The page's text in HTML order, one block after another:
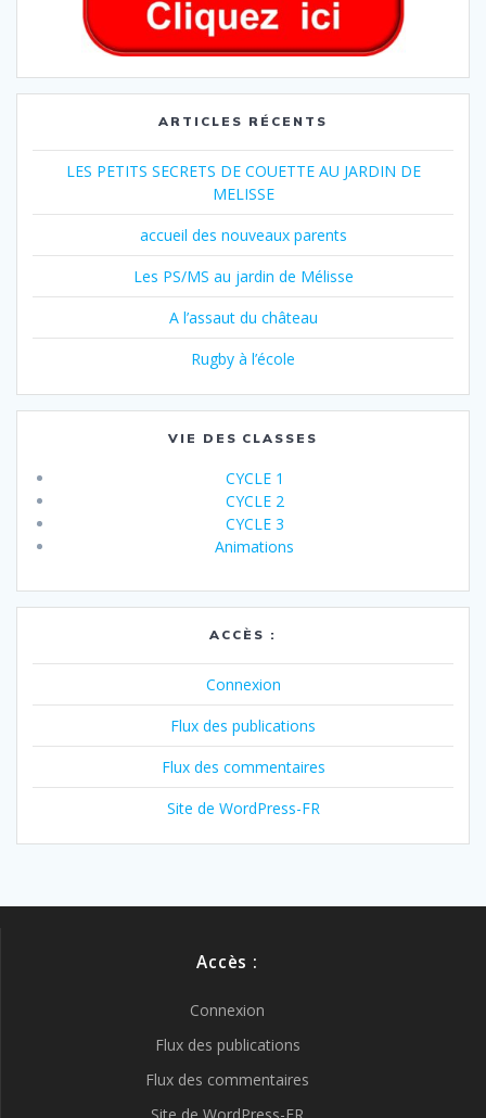
ARTICLES RÉCENTS
LES PETITS SECRETS DE COUETTE AU JARDIN DE
MELISSE
accueil des nouveaux parents
Les PS/MS au jardin de Mélisse
A l’assaut du château
Rugby à l’école
VIE DES CLASSES
CYCLE 1
CYCLE 2
CYCLE 3
Animations
ACCÈS :
Connexion
Flux des publications
Flux des commentaires
Site de WordPress-FR
Accès :
Connexion
Flux des publications
Flux des commentaires